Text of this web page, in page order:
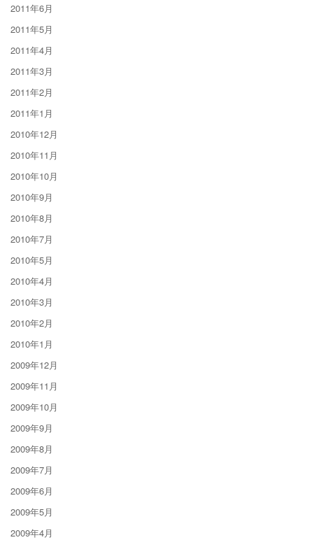
2011年6月
2011年5月
2011年4月
2011年3月
2011年2月
2011年1月
2010年12月
2010年11月
2010年10月
2010年9月
2010年8月
2010年7月
2010年5月
2010年4月
2010年3月
2010年2月
2010年1月
2009年12月
2009年11月
2009年10月
2009年9月
2009年8月
2009年7月
2009年6月
2009年5月
2009年4月